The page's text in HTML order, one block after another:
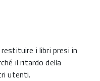
i libri presi in
il ritardo della
utenti.